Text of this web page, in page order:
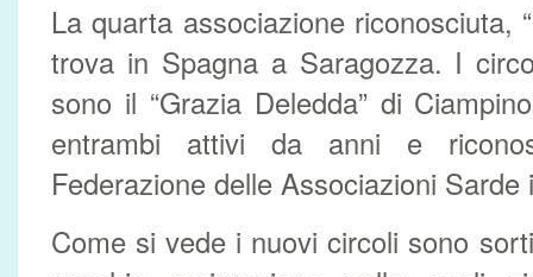
La quarta associazione riconosciuta,
trova in Spagna a Saragozza. I
sono il “Grazia Deledda” di
entrambi attivi da anni e
Federazione delle Associazioni Sarde
Come si vede i nuovi circoli sono